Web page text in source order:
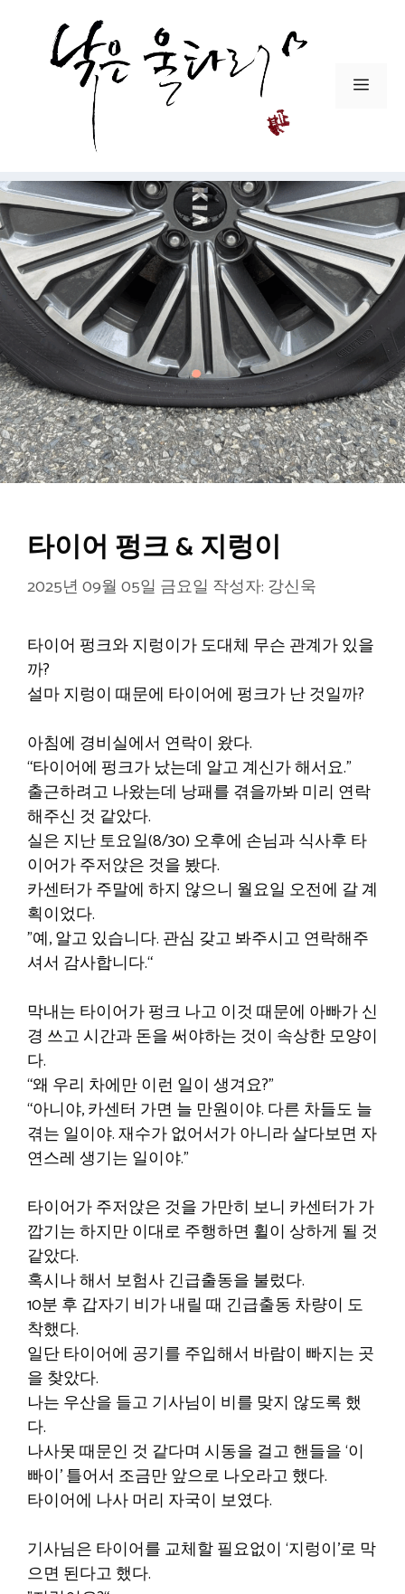
기
메
타이어 펑크 & 지렁이
2025년 09월 05일 금요일 작성자: 강신욱
타이어 펑크와 지렁이가 도대체 무슨 관계가 있을
까?
설마 지렁이 때문에 타이어에 펑크가 난 것일까?
아침에 경비실에서 연락이 왔다.
“타이어에 펑크가 났는데 알고 계신가 해서요.”
출근하려고 나왔는데 낭패를 겪을까봐 미리 연락
해주신 것 같았다.
실은 지난 토요일(8/30) 오후에 손님과 식사후 타
이어가 주저앉은 것을 봤다.
카센터가 주말에 하지 않으니 월요일 오전에 갈 계
획이었다.
”예, 알고 있습니다. 관심 갖고 봐주시고 연락해주
셔서 감사합니다.“
막내는 타이어가 펑크 나고 이것 때문에 아빠가 신
경 쓰고 시간과 돈을 써야하는 것이 속상한 모양이
다.
“왜 우리 차에만 이런 일이 생겨요?”
“아니야, 카센터 가면 늘 만원이야. 다른 차들도 늘
겪는 일이야. 재수가 없어서가 아니라 살다보면 자
연스레 생기는 일이야.”
타이어가 주저앉은 것을 가만히 보니 카센터가 가
깝기는 하지만 이대로 주행하면 휠이 상하게 될 것
같았다.
혹시나 해서 보험사 긴급출동을 불렀다.
10분 후 갑자기 비가 내릴 때 긴급출동 차량이 도
착했다.
일단 타이어에 공기를 주입해서 바람이 빠지는 곳
을 찾았다.
나는 우산을 들고 기사님이 비를 맞지 않도록 했
다.
나사못 때문인 것 같다며 시동을 걸고 핸들을 ‘이
빠이’ 틀어서 조금만 앞으로 나오라고 했다.
타이어에 나사 머리 자국이 보였다.
기사님은 타이어를 교체할 필요없이 ‘지렁이’로 막
으면 된다고 했다.